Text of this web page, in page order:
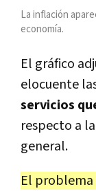
La inflación
economía.
El gráfico
elocuente
servicios
respecto a
general.
El